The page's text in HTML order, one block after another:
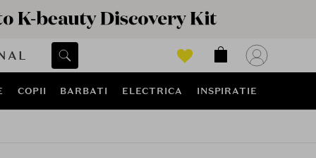
COPII BARBATI ELECTRICA INSPIRATIE